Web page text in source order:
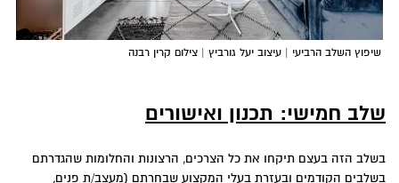
שיפוץ השלב הרביעי | עיצוב יעל גורביץ | צילום קרין רבנה
שלב חמישי: תכנון ואישורים
בשלב הזה בעצם תיקחו את כל הצרכים, הרצונות והחלומות שהגדרתם
בשלבים הקודמים ובעזרת בעלי המקצוע שבחרתם (מעצב/ת פנים,